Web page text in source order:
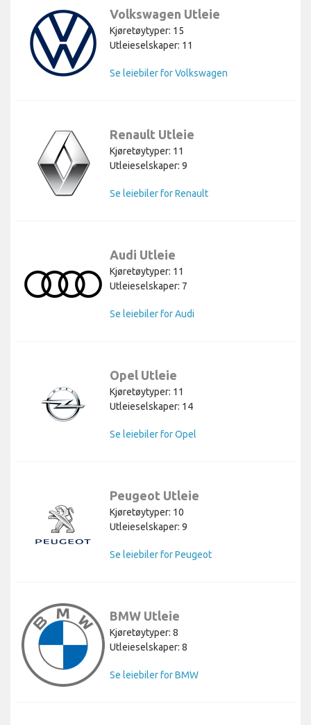
Volkswagen Utleie
Kjøretøytyper: 15
Utleieselskaper: 11
Se leiebiler for Volkswagen
Renault Utleie
Kjøretøytyper: 11
Utleieselskaper: 9
Se leiebiler for Renault
Audi Utleie
Kjøretøytyper: 11
Utleieselskaper: 7
Se leiebiler for Audi
Opel Utleie
Kjøretøytyper: 11
Utleieselskaper: 14
Se leiebiler for Opel
Peugeot Utleie
Kjøretøytyper: 10
Utleieselskaper: 9
Se leiebiler for Peugeot
BMW Utleie
Kjøretøytyper: 8
Utleieselskaper: 8
Se leiebiler for BMW